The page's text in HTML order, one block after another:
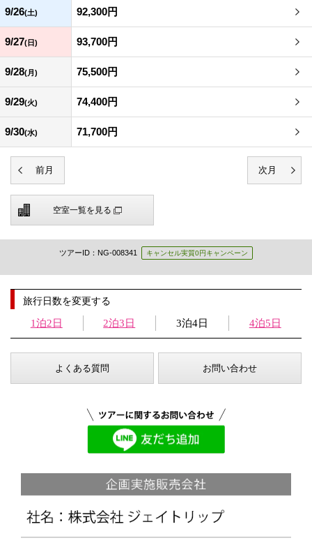
9/26(土) 92,300円
9/27(日) 93,700円
9/28(月) 75,500円
9/29(火) 74,400円
9/30(水) 71,700円
空室一覧を見る
ツアーID：NG-008341 キャンセル実質0円キャンペーン
旅行日数を変更する
1泊2日 2泊3日 3泊4日 4泊5日
よくある質問 お問い合わせ